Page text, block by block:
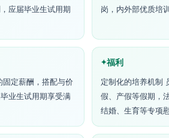
应届毕业生试用期
岗，内外部优质培
定薪酬，搭配与价
业生试用期享受满
福利
定制化的培养机制
假、产假等假期，
结婚、生育等专项